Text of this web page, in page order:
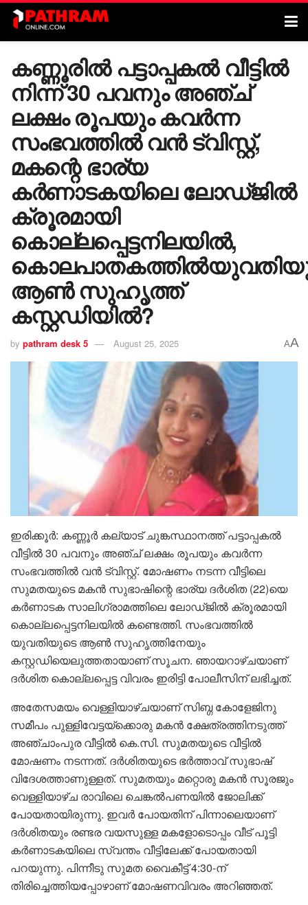
കണ്ണൂരിൽ പട്ടാപ്പകൽ വീട്ടിൽ
നിന്ന് 30 പവനും അഞ്ച്
ലക്ഷം രൂപയും കവർന്ന
സംഭവത്തിൽ വൻ ട്വിസ്റ്റ്,
മകന്റെ ഭാര്യ
കര്‍ണാടകയിലെ ലോഡ്ജില്‍
ക്രൂരമായി
കൊല്ലപ്പെട്ടനിലയില്‍,
ആൺ സുഹൃത്ത്
കസ്റ്റഡിയിൽ?
by pathram desk 5 August 25, 2025 AA
ഇരിക്കൂര്‍: കണ്ണൂര്‍ കല്യാട് ചുങ്കസ്ഥാനത്ത് പട്ടാപ്പകല്‍
വീട്ടില്‍ 30 പവനും അഞ്ച് ലക്ഷം രൂപയും കവർന്ന
സംഭവത്തില്‍ വന്‍ ട്വിസ്റ്റ്. മോഷണം നടന്ന വീട്ടിലെ
സുമതയുടെ മകന്‍ സുഭാഷിന്റെ ഭാര്യ ദര്‍ശിത (22)യെ
കര്‍ണാടക സാലിഗ്രാമത്തിലെ ലോഡ്ജില്‍ ക്രൂരമായി
കൊല്ലപ്പെട്ടനിലയില്‍ കണ്ടെത്തി. സംഭവത്തിൽ
യുവതിയുടെ ആൺ സുഹൃത്തിനേയും
കസ്റ്റഡിയെലുത്തതായാണ് സൂചന. ഞായറാഴ്ചയാണ്
ദര്‍ശിത കൊല്ലപ്പെട്ട വിവരം ഇരിട്ടി പോലീസിന് ലഭിച്ചത്.
അതേസമയം വെള്ളിയാഴ്ചയാണ് സിബ്ഗ കോളേജിനു
സമീപം പുള്ളിവേട്ടയ്‌ക്കൊരു മകന്‍ ക്ഷേത്രത്തിനടുത്ത്
അഞ്ചാംപുര വീട്ടില്‍ കെ.സി. സുമതയുടെ വീട്ടില്‍
മോഷണം നടന്നത്. ദര്‍ശിതയുടെ ഭര്‍ത്താവ് സുഭാഷ്
വിദേശത്താണുള്ളത്. സുമതയും മറ്റൊരു മകന്‍ സൂരജും
വെള്ളിയാഴ്ച രാവിലെ ചെങ്കല്‍പണയില്‍ ജോലിക്ക്
പോയതായിരുന്നു. ഇവര്‍ പോയതിന് പിന്നാലെയാണ്
ദര്‍ശിതയും രണ്ടര വയസുള്ള മകളോടൊപ്പം വീട് പൂട്ടി
കര്‍ണാടകയിലെ സ്വന്തം വീട്ടിലേക്ക് പോയതായി
പറയുന്നു. പിന്നീടു സുമത വൈകീട്ട് 4:30-ന്
തിരിച്ചെത്തിയപ്പോഴാണ് മോഷണവിവരം അറിഞ്ഞത്.